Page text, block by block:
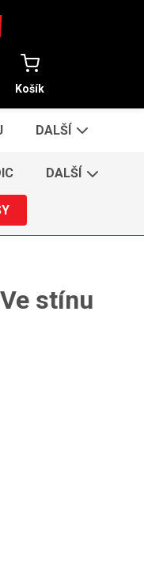
Košík
DALŠÍ
DALŠÍ
stínu